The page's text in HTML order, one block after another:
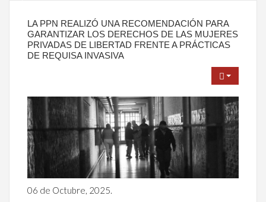
LA PPN REALIZÓ UNA RECOMENDACIÓN PARA
GARANTIZAR LOS DERECHOS DE LAS MUJERES
PRIVADAS DE LIBERTAD FRENTE A PRÁCTICAS
DE REQUISA INVASIVA
06 de Octubre, 2025.